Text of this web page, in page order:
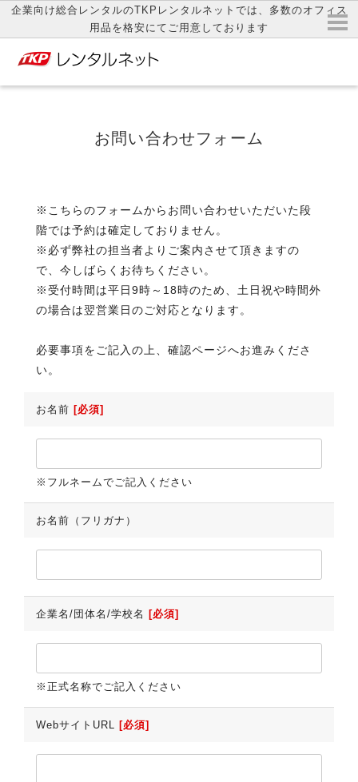
企業向け総合レンタルのTKPレンタルネットでは、多数のオフィス
用品を格安にてご用意しております
お問い合わせフォーム
※こちらのフォームからお問い合わせいただいた段
階では予約は確定しておりません。
※必ず弊社の担当者よりご案内させて頂きますの
で、今しばらくお待ちください。
※受付時間は平日9時～18時のため、土日祝や時間外
の場合は翌営業日のご対応となります。
必要事項をご記入の上、確認ページへお進みくださ
い。
お名前 [必須]
※フルネームでご記入ください
お名前（フリガナ）
企業名/団体名/学校名 [必須]
※正式名称でご記入ください
WebサイトURL [必須]